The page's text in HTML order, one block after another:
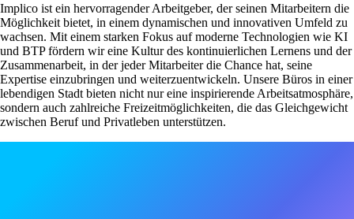
Implico ist ein hervorragender Arbeitgeber, der seinen Mitarbeitern die
Möglichkeit bietet, in einem dynamischen und innovativen Umfeld zu
wachsen. Mit einem starken Fokus auf moderne Technologien wie KI
und BTP fördern wir eine Kultur des kontinuierlichen Lernens und der
Zusammenarbeit, in der jeder Mitarbeiter die Chance hat, seine
Expertise einzubringen und weiterzuentwickeln. Unsere Büros in einer
lebendigen Stadt bieten nicht nur eine inspirierende Arbeitsatmosphäre,
sondern auch zahlreiche Freizeitmöglichkeiten, die das Gleichgewicht
zwischen Beruf und Privatleben unterstützen.